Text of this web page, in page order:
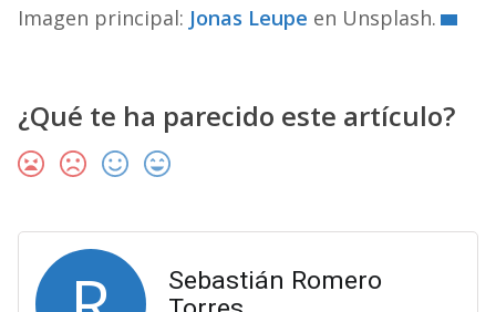
Imagen principal: Jonas Leupe en Unsplash.
¿Qué te ha parecido este artículo?
Sebastián Romero